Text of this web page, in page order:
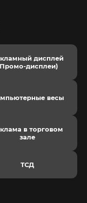
дисплей
дисплеи)
весы
в торговом
зале
ТСД